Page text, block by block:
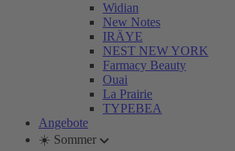
Widian
New Notes
IRÄYE
NEST NEW YORK
Farmacy Beauty
Ouai
La Prairie
TYPEBEA
Angebote
☀️ Sommer